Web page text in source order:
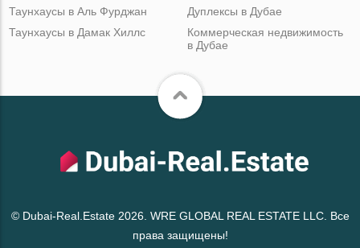
Таунхаусы в Аль Фурджан
Таунхаусы в Дамак Хиллс
Дуплексы в Дубае
Коммерческая недвижимость
в Дубае
© Dubai-Real.Estate 2026. WRE GLOBAL REAL ESTATE LLC. Все
права защищены!